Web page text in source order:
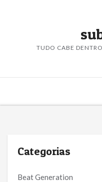
TUDO CABE
Categorias
Beat Generation